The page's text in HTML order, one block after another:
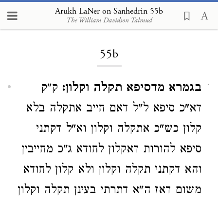
Arukh LaNer on Sanhedrin 55b
The William Davidson Talmud
Loading...
55b
1 בגמרא מדסיפא תקלה וקלון: ק"ק
דא"כ סיפא ל"ל דאם חייב אתקלה בלא
קלון כש"כ אתקלה וקלון וא"ל דקתני
סיפא להורות דאקלון לחודא ג"כ מחייבין
והא דקתני תקלה וקלון ולא קלון לחודא
משום דאז ה"א דתרתי בעינן תקלה וקלון